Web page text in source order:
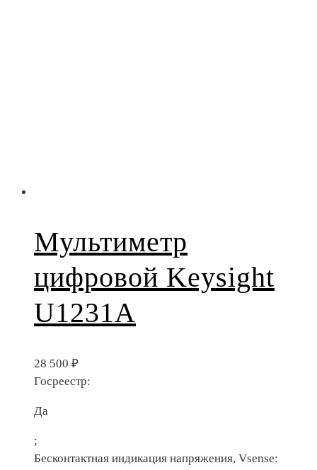
Мультиметр
цифровой Keysight
U1231A
28 500 ₽
Госреестр:
Да
;
Бесконтактная индикация напряжения, Vsense: